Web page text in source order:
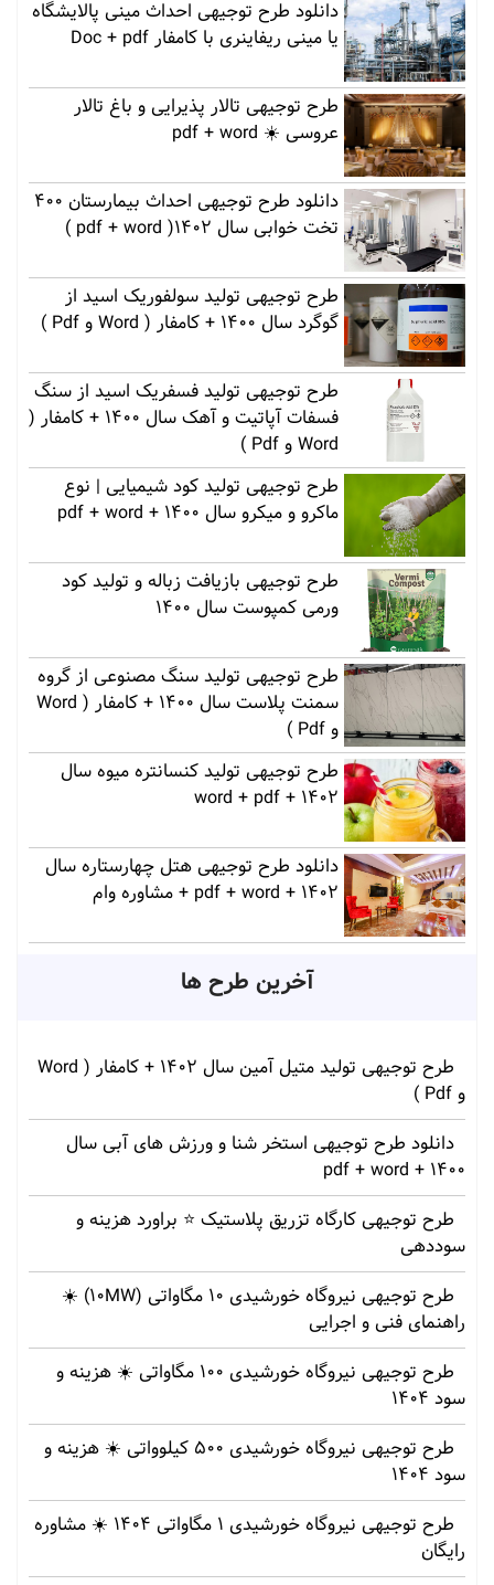
دانلود طرح توجیهی احداث مینی پالایشگاه
یا مینی ریفاینری با کامفار Doc + pdf
طرح توجیهی تالار پذیرایی و باغ تالار
عروسی ☀️ pdf + word
دانلود طرح توجیهی احداث بیمارستان 400
تخت خوابی سال 1402( pdf + word )
طرح توجیهی تولید سولفوریک اسید از
گوگرد سال 1400 + کامفار ( Word و Pdf )
طرح توجیهی تولید فسفریک اسید از سنگ
فسفات آپاتیت و آهک سال 1400 + کامفار (
Word و Pdf )
طرح توجیهی تولید کود شیمیایی | نوع
ماکرو و میکرو سال 1400 + pdf + word
طرح توجیهی بازیافت زباله و تولید کود
ورمی کمپوست سال 1400
طرح توجیهی تولید سنگ مصنوعی از گروه
سمنت پلاست سال 1400 + کامفار ( Word
و Pdf )
طرح توجیهی تولید کنسانتره میوه سال
1402 + word + pdf
دانلود طرح توجیهی هتل چهارستاره سال
1402 + pdf + word + مشاوره وام
آخرین طرح ها
طرح توجیهی تولید متیل آمین سال 1402 + کامفار ( Word
و Pdf )
دانلود طرح توجیهی استخر شنا و ورزش های آبی سال
1400 + pdf + word
طرح توجیهی کارگاه تزریق پلاستیک ⭐ براورد هزینه و
سوددهی
طرح توجیهی نیروگاه خورشیدی 10 مگاواتی (10MW) ☀️
راهنمای فنی و اجرایی
طرح توجیهی نیروگاه خورشیدی 100 مگاواتی ☀️ هزینه‌ و
سود 1404
طرح توجیهی نیروگاه خورشیدی 500 کیلوواتی ☀️ هزینه‌ و
سود 1404
طرح توجیهی نیروگاه خورشیدی 1 مگاواتی 1404 ☀️ مشاوره
رایگان